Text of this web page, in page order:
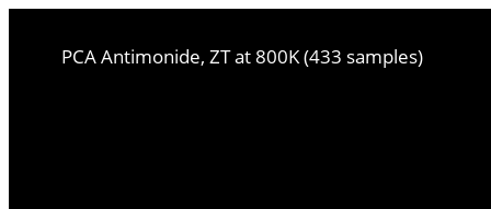
PCA Antimonide, ZT at 800K (433 samples)